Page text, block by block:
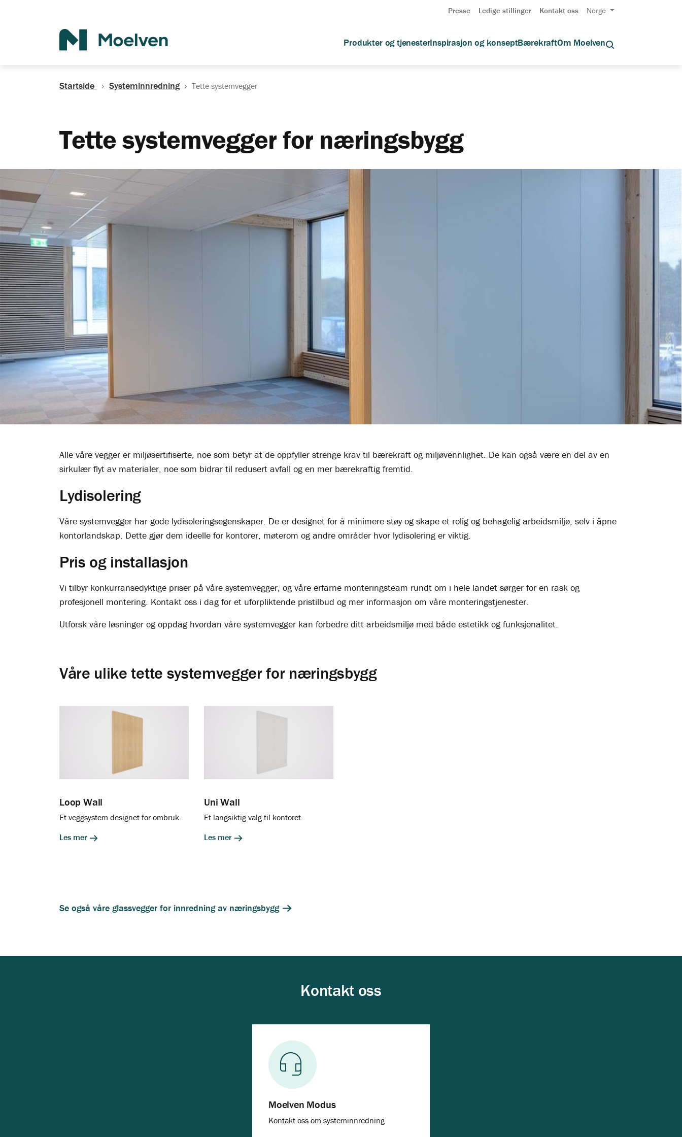
Presse Ledige stillinger Kontakt oss Norge
Produkter og tjenesterInspirasjon og konseptBærekraftOm Moelven
Startside Systeminnredning Tette systemvegger
Tette systemvegger for næringsbygg
Alle våre vegger er miljøsertifiserte, noe som betyr at de oppfyller strenge krav til bærekraft og miljøvennlighet. De kan også være en del av en
sirkulær flyt av materialer, noe som bidrar til redusert avfall og en mer bærekraftig fremtid.
Lydisolering
Våre systemvegger har gode lydisoleringsegenskaper. De er designet for å minimere støy og skape et rolig og behagelig arbeidsmiljø, selv i åpne
kontorlandskap. Dette gjør dem ideelle for kontorer, møterom og andre områder hvor lydisolering er viktig.
Pris og installasjon
Vi tilbyr konkurransedyktige priser på våre systemvegger, og våre erfarne monteringsteam rundt om i hele landet sørger for en rask og
profesjonell montering. Kontakt oss i dag for et uforpliktende pristilbud og mer informasjon om våre monteringstjenester.
Utforsk våre løsninger og oppdag hvordan våre systemvegger kan forbedre ditt arbeidsmiljø med både estetikk og funksjonalitet.
Våre ulike tette systemvegger for næringsbygg
Loop Wall
Et veggsystem designet for ombruk.
Les mer
Uni Wall
Et langsiktig valg til kontoret.
Les mer
Se også våre glassvegger for innredning av næringsbygg
Kontakt oss
Moelven Modus
Kontakt oss om systeminnredning